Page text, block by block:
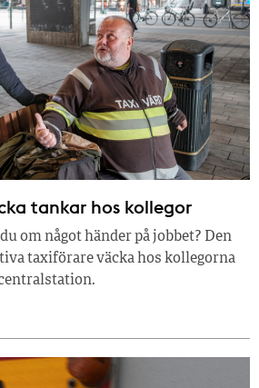
tankar hos kollegor
om något händer på jobbet? Den
taxiförare väcka hos kollegorna